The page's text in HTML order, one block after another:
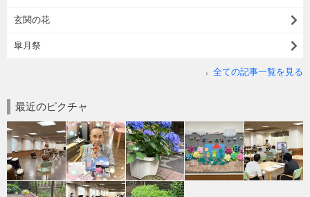
玄関の花
皐月祭
全ての記事一覧を見る
最近のピクチャ